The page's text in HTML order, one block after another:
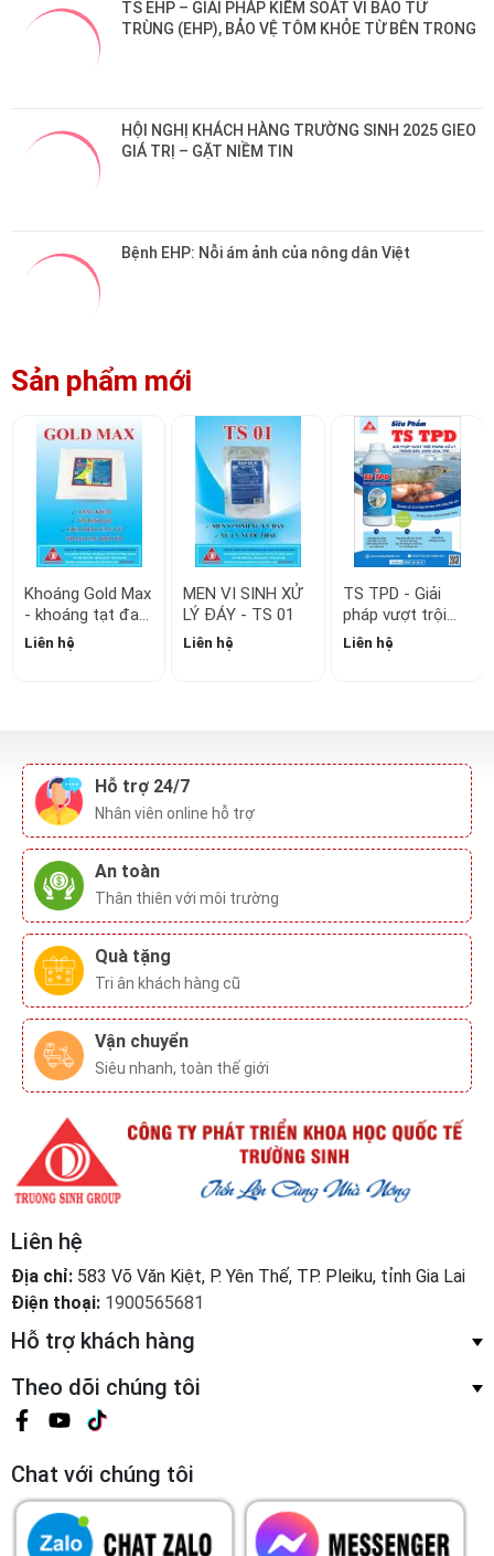
Bệnh EHP: Nỗi ám ảnh của nông dân Việt
Sản phẩm mới
Khoáng Gold Max
- khoáng tạt đa
vi lượng
Liên hệ
MEN VI SINH XỬ
LÝ ĐÁY - TS 01
Liên hệ
TS TPD - Giải
pháp vượt trội
trong xử lý trắng
gan, xanh gan
Liên hệ
An toàn
Thân thiên với môi trường
Quà tặng
Tri ân khách hàng cũ
Vận chuyển
Siêu nhanh, toàn thế giới
Liên hệ
Địa chỉ:583 Võ Văn Kiệt, P. Yên Thế, TP. Pleiku, tỉnh Gia Lai
Điện thoại:1900565681
Hỗ trợ khách hàng
Theo dõi chúng tôi
Cài đặt ứng dụng
Từ Appstore và Google play